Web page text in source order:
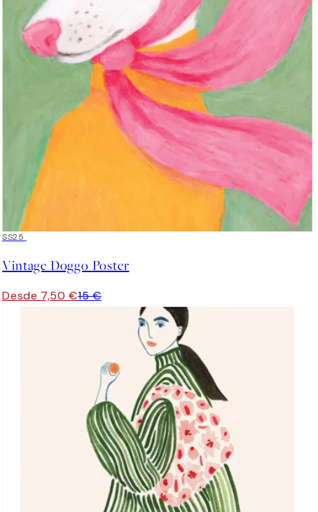
50%*
SS25
Vintage Doggo Poster
Desde 7,50 €15 €